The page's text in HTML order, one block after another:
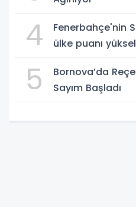
4
Fenerbahçe'nin
ülke puanı
5
Bornova’da
Sayım Başladı